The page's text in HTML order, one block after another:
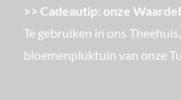
>> Cadeautip: onze
Te gebruiken in ons
bloemenpluktuin van onze